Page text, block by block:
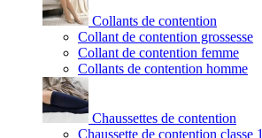
Collants de contention
Collant de contention grossesse
Collant de contention femme
Collants de contention homme
Chaussettes de contention
Chaussette de contention classe 1